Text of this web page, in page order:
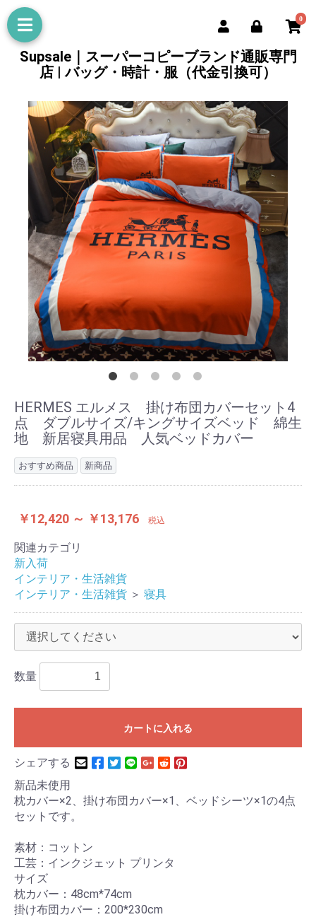
0
Supsale｜スーパーコピーブランド通販専門
店 | バッグ・時計・服（代金引換可）
HERMES エルメス 掛け布団カバーセット4
点 ダブルサイズ/キングサイズベッド 綿生
地 新居寝具用品 人気ベッドカバー
おすすめ商品 新商品
￥12,420 ～ ￥13,176 税込
関連カテゴリ
新入荷
インテリア・生活雑貨
インテリア・生活雑貨 ＞ 寝具
数量
カートに入れる
シェアする
新品未使用
枕カバー×2、掛け布団カバー×1、ベッドシーツ×1の4点
セットです。
素材：コットン
工芸：インクジェット プリンタ
サイズ
枕カバー：48cm*74cm
掛け布団カバー：200*230cm